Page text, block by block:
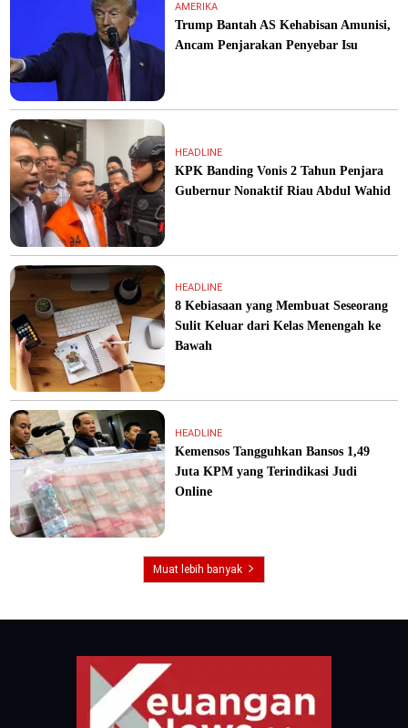
AMERIKA
Trump Bantah AS Kehabisan Amunisi,
Ancam Penjarakan Penyebar Isu
HEADLINE
KPK Banding Vonis 2 Tahun Penjara
Gubernur Nonaktif Riau Abdul Wahid
HEADLINE
8 Kebiasaan yang Membuat Seseorang
Sulit Keluar dari Kelas Menengah ke
Bawah
HEADLINE
Kemensos Tangguhkan Bansos 1,49
Juta KPM yang Terindikasi Judi
Online
Muat lebih banyak